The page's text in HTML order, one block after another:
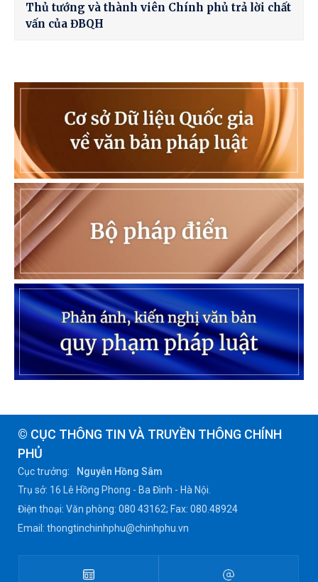
Thủ tướng và thành viên Chính phủ trả lời chất
vấn của ĐBQH
© CỤC THÔNG TIN VÀ TRUYỀN THÔNG CHÍNH
PHỦ
Cục trưởng:
Nguyễn Hồng Sâm
Trụ sở: 16 Lê Hồng Phong - Ba Đình - Hà Nội.
Điện thoại: Văn phòng: 080 43162; Fax: 080.48924
Email: thongtinchinhphu@chinhphu.vn